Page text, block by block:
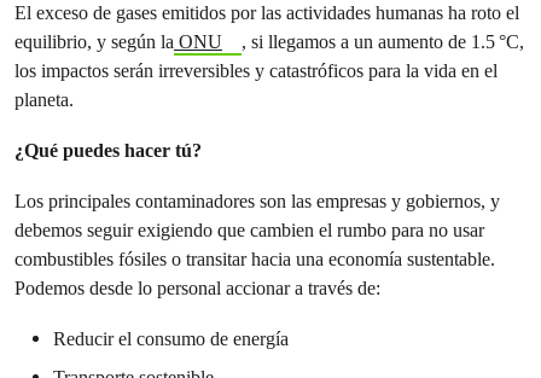
El exceso de gases emitidos por las actividades humanas ha roto el
equilibrio, y según la ONU
, si llegamos a un aumento de 1.5 °C,
los impactos serán irreversibles y catastróficos para la vida en el
planeta.
¿Qué puedes hacer tú?
Los principales contaminadores son las empresas y gobiernos, y
debemos seguir exigiendo que cambien el rumbo para no usar
combustibles fósiles o transitar hacia una economía sustentable.
Podemos desde lo personal accionar a través de:
Reducir el consumo de energía